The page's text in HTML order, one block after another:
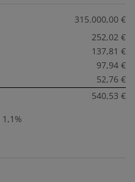
315.000,00 €
252,02 €
137,81 €
97,94 €
52,76 €
540,53 €
1,1%